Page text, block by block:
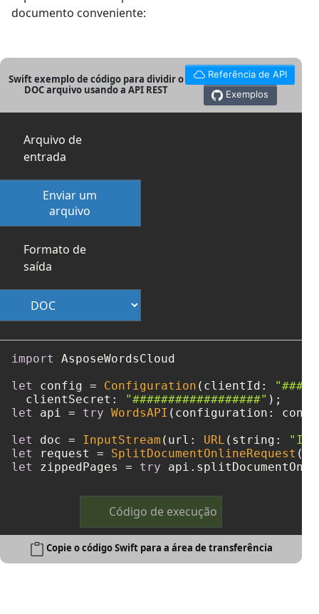
documento conveniente:
Swift exemplo de código para dividir o
DOC arquivo usando a API REST
Referência de API
Exemplos
Arquivo de
entrada
Enviar um
arquivo
Formato de
saída
import
AsposeWordsCloud
let
config = Configuration (clientId:
  clientSecret:
"##################"
let
api = try WordsAPI (configuration:
let
doc = InputStream (url: URL (string:
let
request = SplitDocumentOnlineRequest
let
zippedPages = try
Código de execução
Copie o código Swift para a área de transferência